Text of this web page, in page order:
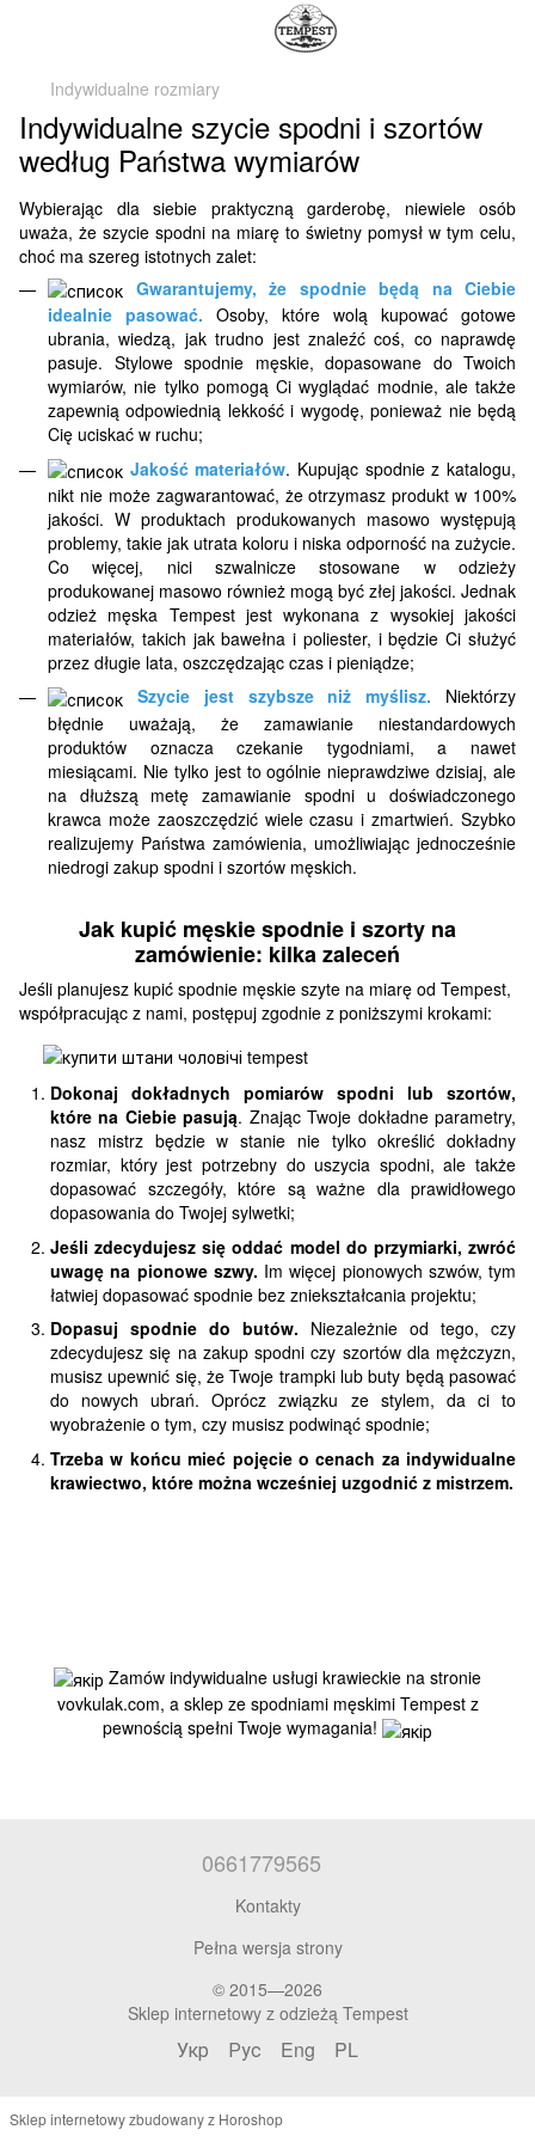
Indywidualne rozmiary
Indywidualne szycie spodni i szortów
według Państwa wymiarów
Wybierając dla siebie praktyczną garderobę, niewiele osób
uważa, że ​​szycie spodni na miarę to świetny pomysł w tym celu,
choć ma szereg istotnych zalet:
Gwarantujemy, że spodnie będą na Ciebie
idealnie pasować. Osoby, które wolą kupować gotowe
ubrania, wiedzą, jak trudno jest znaleźć coś, co naprawdę
pasuje. Stylowe spodnie męskie, dopasowane do Twoich
wymiarów, nie tylko pomogą Ci wyglądać modnie, ale także
zapewnią odpowiednią lekkość i wygodę, ponieważ nie będą
Cię uciskać w ruchu;
Jakość materiałów. Kupując spodnie z katalogu,
nikt nie może zagwarantować, że otrzymasz produkt w 100%
jakości. W produktach produkowanych masowo występują
problemy, takie jak utrata koloru i niska odporność na zużycie.
Co więcej, nici szwalnicze stosowane w odzieży
produkowanej masowo również mogą być złej jakości. Jednak
odzież męska Tempest jest wykonana z wysokiej jakości
materiałów, takich jak bawełna i poliester, i będzie Ci służyć
przez długie lata, oszczędzając czas i pieniądze;
Szycie jest szybsze niż myślisz. Niektórzy
błędnie uważają, że zamawianie niestandardowych
produktów oznacza czekanie tygodniami, a nawet
miesiącami. Nie tylko jest to ogólnie nieprawdziwe dzisiaj, ale
na dłuższą metę zamawianie spodni u doświadczonego
krawca może zaoszczędzić wiele czasu i zmartwień. Szybko
realizujemy Państwa zamówienia, umożliwiając jednocześnie
niedrogi zakup spodni i szortów męskich.
Jak kupić męskie spodnie i szorty na
zamówienie: kilka zaleceń
Jeśli planujesz kupić spodnie męskie szyte na miarę od Tempest,
współpracując z nami, postępuj zgodnie z poniższymi krokami:
Dokonaj dokładnych pomiarów spodni lub szortów,
które na Ciebie pasują. Znając Twoje dokładne parametry,
nasz mistrz będzie w stanie nie tylko określić dokładny
rozmiar, który jest potrzebny do uszycia spodni, ale także
dopasować szczegóły, które są ważne dla prawidłowego
dopasowania do Twojej sylwetki;
Jeśli zdecydujesz się oddać model do przymiarki, zwróć
uwagę na pionowe szwy. Im więcej pionowych szwów, tym
łatwiej dopasować spodnie bez zniekształcania projektu;
Dopasuj spodnie do butów. Niezależnie od tego, czy
zdecydujesz się na zakup spodni czy szortów dla mężczyzn,
musisz upewnić się, że Twoje trampki lub buty będą pasować
do nowych ubrań. Oprócz związku ze stylem, da ci to
wyobrażenie o tym, czy musisz podwinąć spodnie;
Trzeba w końcu mieć pojęcie o cenach za indywidualne
krawiectwo, które można wcześniej uzgodnić z mistrzem.
Zamów indywidualne usługi krawieckie na stronie
vovkulak.com, a sklep ze spodniami męskimi Tempest z
pewnością spełni Twoje wymagania!
0661779565
Kontakty
Pełna wersja strony
© 2015—2026
Sklep internetowy z odzieżą Tempest
Укр Рус Eng PL
Sklep internetowy zbudowany z Horoshop